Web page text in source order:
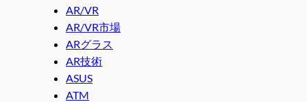
AR/VR
AR/VR市場
ARグラス
AR技術
ASUS
ATM